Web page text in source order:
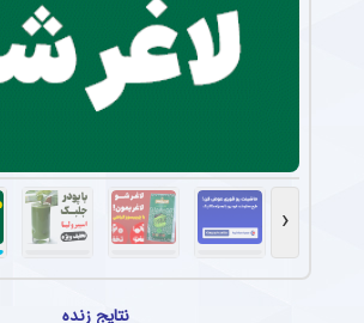
‹
نتایج زنده